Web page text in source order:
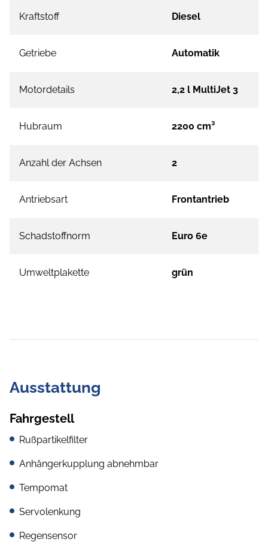
Kraftstoff Diesel
Getriebe Automatik
Motordetails 2,2 l MultiJet 3
Hubraum 2200 cm³
Anzahl der Achsen 2
Antriebsart Frontantrieb
Schadstoffnorm Euro 6e
Umweltplakette grün
Ausstattung
Fahrgestell
Rußpartikelfilter
Anhängerkupplung abnehmbar
Tempomat
Servolenkung
Regensensor